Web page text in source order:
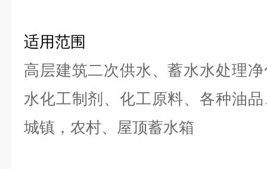
适用范围
高层建筑二次供水、蓄水水处理
水化工制剂、化工原料、各种油
城镇，农村、屋顶蓄水箱